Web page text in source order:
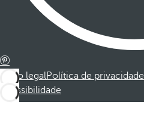
Aviso legalPolítica de privacidade
Acessibilidade